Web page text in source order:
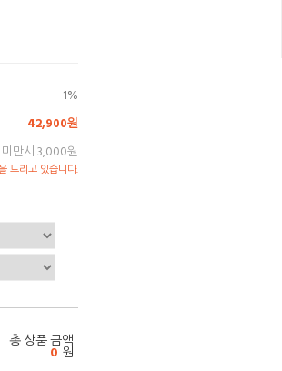
1%
42,900원
만시 3,000원
드리고 있습니다.
총 상품 금액
0 원